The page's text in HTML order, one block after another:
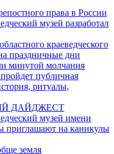
права в России
музей разработал
краеведческого
праздничные дни
минутой молчания
публичная
ритуалы,
ДАЙДЖЕСТ
музей имени
приглашают на каникулы
земля